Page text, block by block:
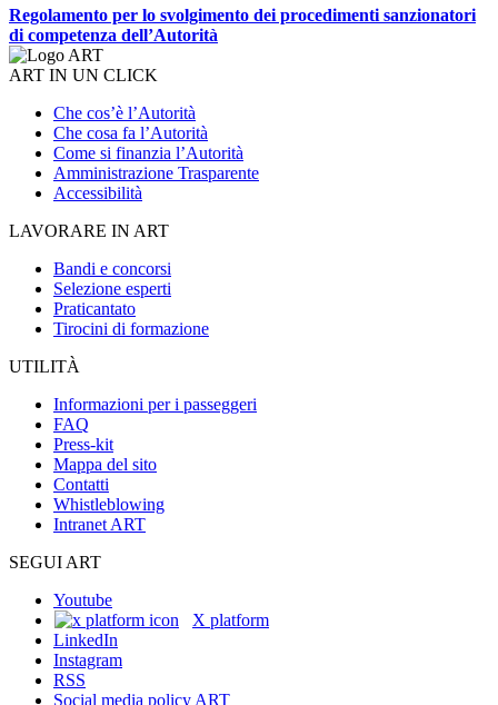
Regolamento per lo svolgimento dei procedimenti sanzionatori
di competenza dell’Autorità
ART IN UN CLICK
Che cos’è l’Autorità
Che cosa fa l’Autorità
Come si finanzia l’Autorità
Amministrazione Trasparente
Accessibilità
LAVORARE IN ART
Bandi e concorsi
Selezione esperti
Praticantato
Tirocini di formazione
UTILITÀ
Informazioni per i passeggeri
FAQ
Press-kit
Mappa del sito
Contatti
Whistleblowing
Intranet ART
SEGUI ART
Youtube
X platform
LinkedIn
Instagram
RSS
Social media policy ART